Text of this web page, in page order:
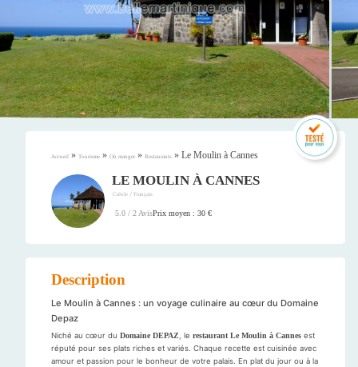
Accueil » Tourisme » Où manger » Restaurants » Le Moulin à Cannes
LE MOULIN À CANNES
Créole / Français
5.0 / 2 AvisPrix moyen : 30 €
Description
Le Moulin à Cannes : un voyage culinaire au cœur du Domaine
Depaz
Niché au cœur du Domaine DEPAZ , le restaurant Le Moulin à Cannes est
réputé pour ses plats riches et variés. Chaque recette est cuisinée avec
amour et passion pour le bonheur de votre palais. En plat du jour ou à la